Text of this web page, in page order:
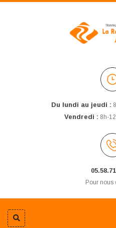
Du lundi au jeudi :
Vendredi : 8h-
Pour nous